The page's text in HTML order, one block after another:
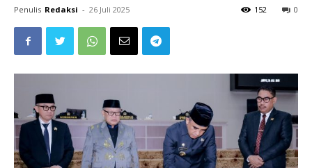
Penulis Redaksi - 26 Juli 2025 0
152